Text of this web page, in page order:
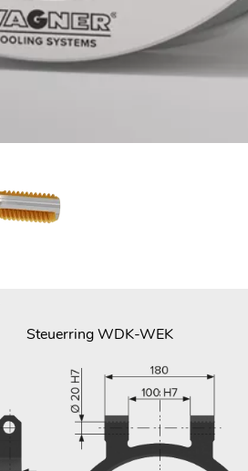
Steuerring WDK-WEK